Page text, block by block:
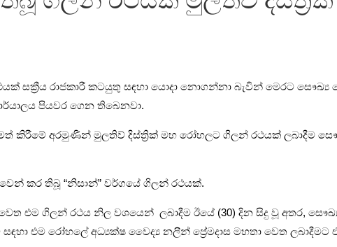
රාජකාරී කටයුතු සඳහා යොදා නොගන්නා බැවින් මෙරට සෞඛ්‍ය
පියවර ගෙන තිබෙනවා.
කිරීමේ අරමුණින් මුලතිව් දිස්ත්‍රික් මහ රෝහලට ගිලන් රථයක් ලබාදීම
කර තිබූ “නිසාන්” වර්ගයේ ගිලන් රථයක්.
එම ගිලන් රථය නිල වශ‌යෙන් ලබාදීම ඊයේ (30) දින සිදු වූ අතර,
එම රෝහලේ අධ්‍යක්ෂ වෛද්‍ය නලීන් ප්‍රේමදාස මහතා වෙත ලබාදීමට